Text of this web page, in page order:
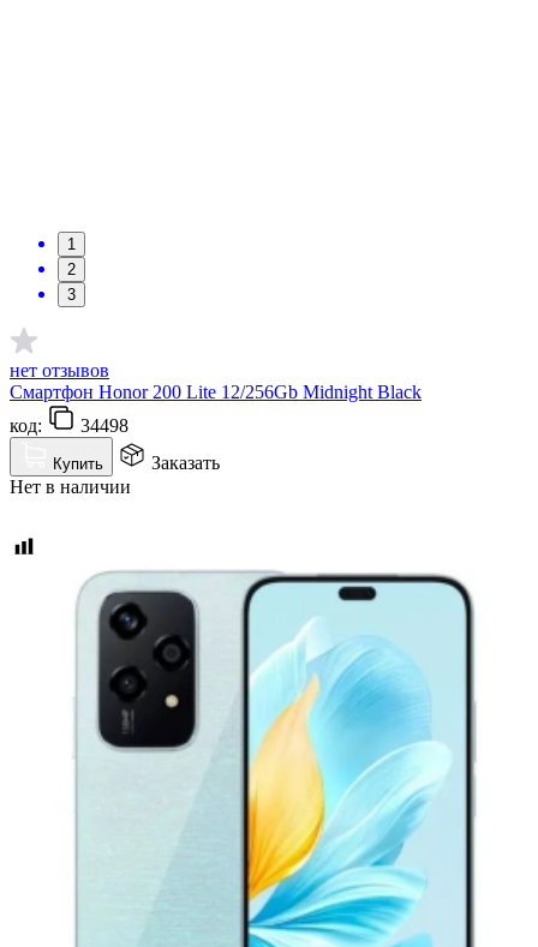
1
2
3
нет отзывов
Смартфон Honor 200 Lite 12/256Gb Midnight Black
код:
34498
Купить
Заказать
Нет в наличии